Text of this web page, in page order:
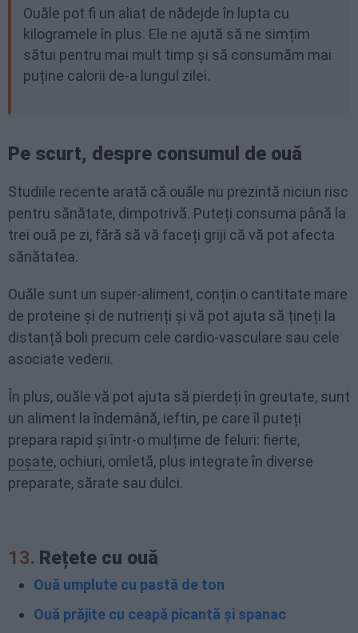
Ouăle pot fi un aliat de nădejde în lupta cu
kilogramele în plus. Ele ne ajută să ne simțim
sătui pentru mai mult timp și să consumăm mai
puține calorii de-a lungul zilei.
Pe scurt, despre consumul de ouă
Studiile recente arată că ouăle nu prezintă niciun risc
pentru sănătate, dimpotrivă. Puteți consuma până la
trei ouă pe zi, fără să vă faceți griji că vă pot afecta
sănătatea.
Ouăle sunt un super-aliment, conțin o cantitate mare
de proteine și de nutrienți și vă pot ajuta să țineți la
distanță boli precum cele cardio-vasculare sau cele
asociate vederii.
În plus, ouăle vă pot ajuta să pierdeți în greutate, sunt
un aliment la îndemână, ieftin, pe care îl puteți
prepara rapid și într-o mulțime de feluri: fierte,
poșate, ochiuri, omletă, plus integrate în diverse
preparate, sărate sau dulci.
13. Rețete cu ouă
Ouă umplute cu pastă de ton
Ouă prăjite cu ceapă picantă și spanac